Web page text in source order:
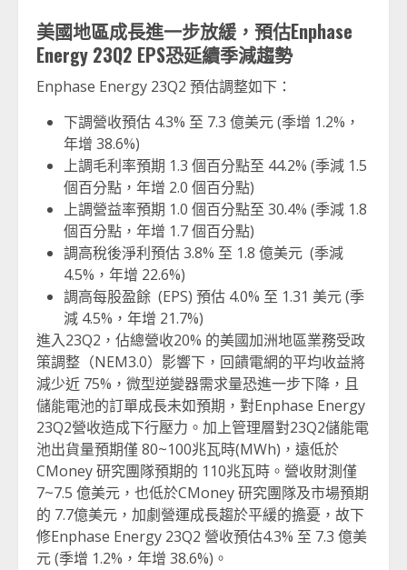
美國地區成長進一步放緩，預估Enphase
Energy 23Q2 EPS恐延續季減趨勢
Enphase Energy 23Q2 預估調整如下：
下調營收預估 4.3% 至 7.3 億美元 (季增 1.2%，
年增 38.6%)
上調毛利率預期 1.3 個百分點至 44.2% (季減 1.5
個百分點，年增 2.0 個百分點)
上調營益率預期 1.0 個百分點至 30.4% (季減 1.8
個百分點，年增 1.7 個百分點)
調高稅後淨利預估 3.8% 至 1.8 億美元 (季減
4.5%，年增 22.6%)
調高每股盈餘 (EPS) 預估 4.0% 至 1.31 美元 (季
減 4.5%，年增 21.7%)
進入23Q2，佔總營收20% 的美國加洲地區業務受政
策調整（NEM3.0）影響下，回饋電網的平均收益將
減少近 75%，微型逆變器需求量恐進一步下降，且
儲能電池的訂單成長未如預期，對Enphase Energy
23Q2營收造成下行壓力。加上管理層對23Q2儲能電
池出貨量預期僅 80~100兆瓦時(MWh)，遠低於
CMoney 研究團隊預期的 110兆瓦時。營收財測僅
7~7.5 億美元，也低於CMoney 研究團隊及市場預期
的 7.7億美元，加劇營運成長趨於平緩的擔憂，故下
修Enphase Energy 23Q2 營收預估4.3% 至 7.3 億美
元 (季增 1.2%，年增 38.6%)。